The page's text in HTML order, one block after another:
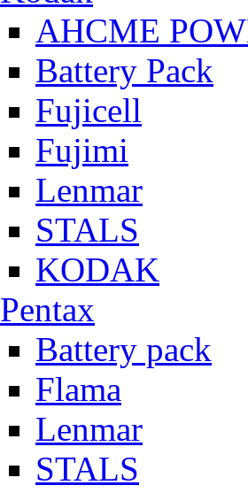
AHCME
Battery Pack
Fujicell
Fujimi
Lenmar
STALS
KODAK
Pentax
Battery pack
Flama
Lenmar
STALS